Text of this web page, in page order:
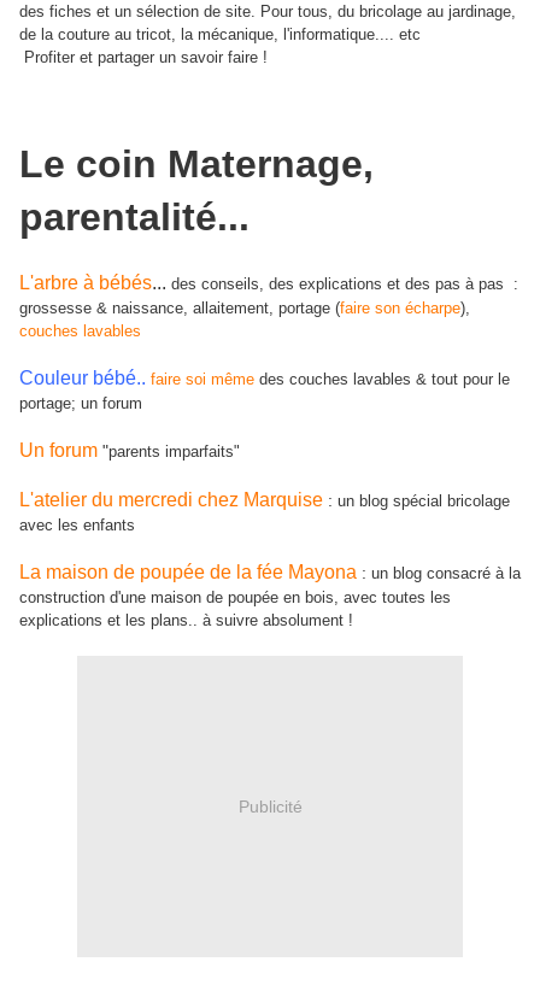
des fiches et un sélection de site. Pour tous, du bricolage au jardinage,
de la couture au tricot, la mécanique, l'informatique.... etc
Profiter et partager un savoir faire !
Le coin Maternage,
parentalité...
L'arbre à bébés... des conseils, des explications et des pas à pas :
grossesse & naissance, allaitement, portage (faire son écharpe),
couches lavables
Couleur bébé.. faire soi même des couches lavables & tout pour le
portage; un forum
Un forum "parents imparfaits"
L'atelier du mercredi chez Marquise : un blog spécial bricolage
avec les enfants
La maison de poupée de la fée Mayona : un blog consacré à la
construction d'une maison de poupée en bois, avec toutes les
explications et les plans.. à suivre absolument !
Publicité